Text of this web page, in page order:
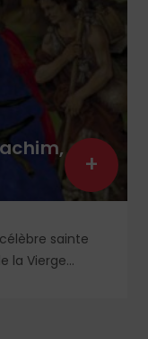
sainte
la Vierge
par sa piété
+